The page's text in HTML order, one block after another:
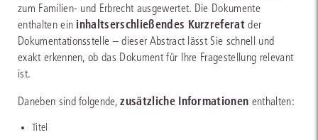
zum Familien- und Erbrecht ausgewertet. Die Dokumente
enthalten ein inhaltserschließendes Kurzreferat der
Dokumentationsstelle – dieser Abstract lässt Sie schnell und
exakt erkennen, ob das Dokument für Ihre Fragestellung relevant
ist.
Daneben sind folgende,zusätzliche Informationen enthalten:
Titel